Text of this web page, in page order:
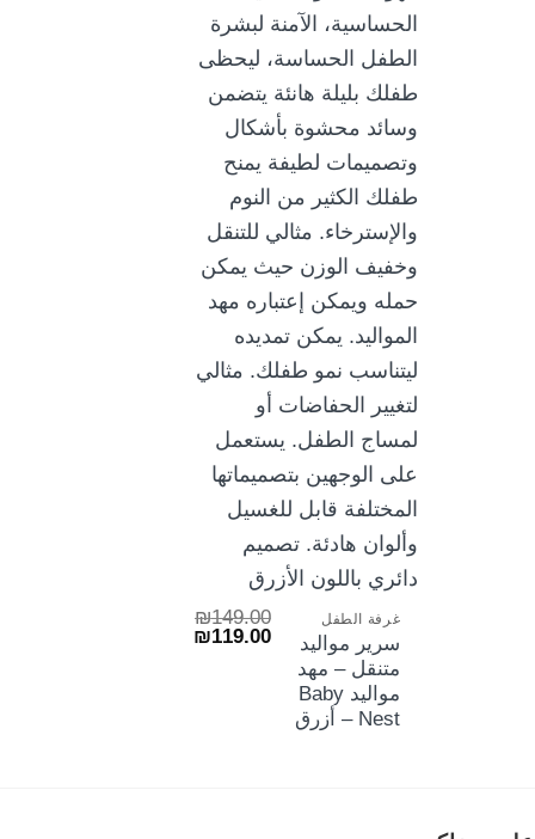
+
غرفة الطفل
سرير مواليد
متنقل – مهد
مواليد Baby
Nest – أزرق
₪149.00
السعر ₪119.00